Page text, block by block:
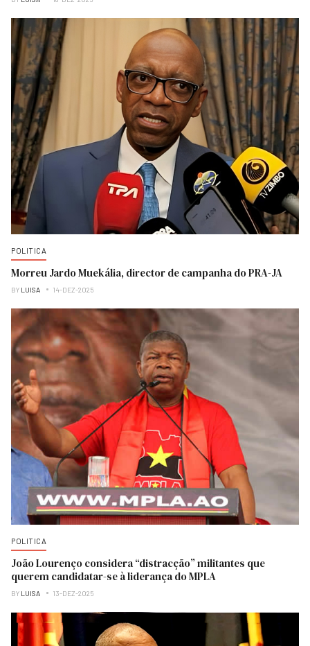
POLITICA
Morreu Jardo Muekália, director de campanha do PRA-JA
BY LUISA 14-DEZ-2025
POLITICA
João Lourenço considera “distracção” militantes que
querem candidatar-se à liderança do MPLA
BY LUISA 13-DEZ-2025